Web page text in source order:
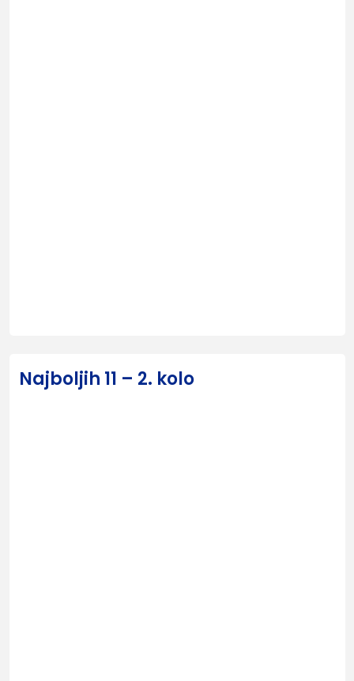
Najboljih 11 – 2. kolo